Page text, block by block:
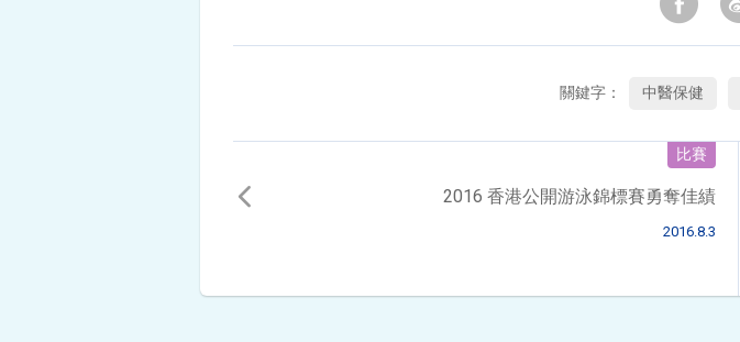
關鍵字： 中醫保健
比賽
2016 香港公開游泳錦標賽勇奪佳績
2016.8.3